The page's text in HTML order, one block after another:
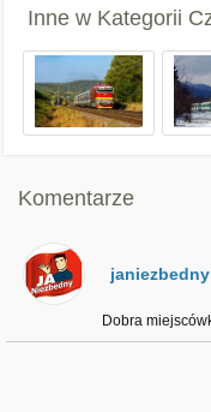
Inne w Kategorii
Komentarze
janiezbedny
Dobra